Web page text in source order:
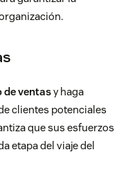
de ventasy haga
clientes potenciales
que sus esfuerzos
etapa del viaje del